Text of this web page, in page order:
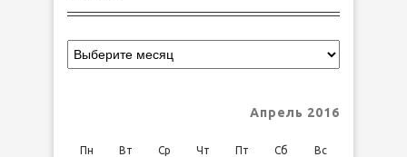
Апрель 2016
Пн Вт Ср Чт Пт Сб Вс